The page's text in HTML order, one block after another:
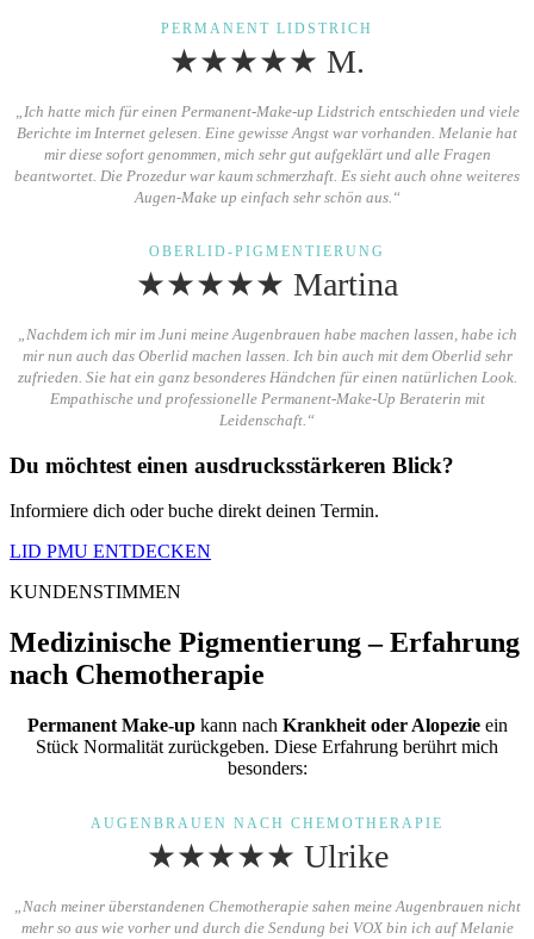
PERMANENT LIDSTRICH
★★★★★ M.
„Ich hatte mich für einen Permanent-Make-up Lidstrich entschieden und viele
Berichte im Internet gelesen. Eine gewisse Angst war vorhanden. Melanie hat
mir diese sofort genommen, mich sehr gut aufgeklärt und alle Fragen
beantwortet. Die Prozedur war kaum schmerzhaft. Es sieht auch ohne weiteres
Augen-Make up einfach sehr schön aus.“
OBERLID-PIGMENTIERUNG
★★★★★ Martina
„Nachdem ich mir im Juni meine Augenbrauen habe machen lassen, habe ich
mir nun auch das Oberlid machen lassen. Ich bin auch mit dem Oberlid sehr
zufrieden. Sie hat ein ganz besonderes Händchen für einen natürlichen Look.
Empathische und professionelle Permanent-Make-Up Beraterin mit
Leidenschaft.“
Du möchtest einen ausdrucksstärkeren Blick?
Informiere dich oder buche direkt deinen Termin.
LID PMU ENTDECKEN
KUNDENSTIMMEN
Medizinische Pigmentierung – Erfahrung
nach Chemotherapie
Permanent Make-upkann nach Krankheit oder Alopezieein
Stück Normalität zurückgeben. Diese Erfahrung berührt mich
besonders:
AUGENBRAUEN NACH CHEMOTHERAPIE
★★★★★ Ulrike
„Nach meiner überstandenen Chemotherapie sahen meine Augenbrauen nicht
mehr so aus wie vorher und durch die Sendung bei VOX bin ich auf Melanie